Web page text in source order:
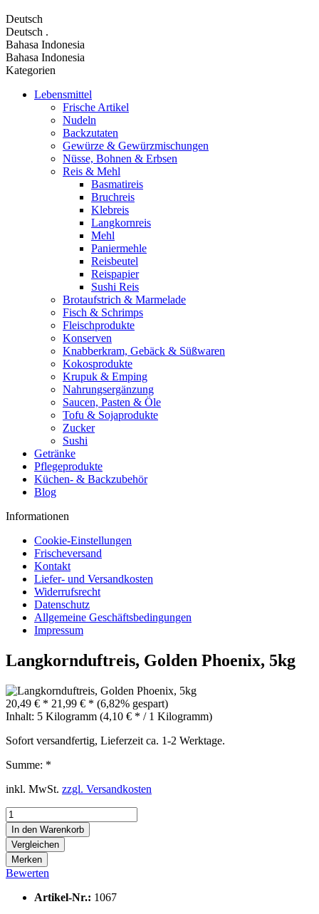
Deutsch
Deutsch .
Bahasa Indonesia
Bahasa Indonesia
Kategorien
Lebensmittel
Frische Artikel
Nudeln
Backzutaten
Gewürze & Gewürzmischungen
Nüsse, Bohnen & Erbsen
Reis & Mehl
Basmatireis
Bruchreis
Klebreis
Langkornreis
Mehl
Paniermehle
Reisbeutel
Reispapier
Sushi Reis
Brotaufstrich & Marmelade
Fisch & Schrimps
Fleischprodukte
Konserven
Knabberkram, Gebäck & Süßwaren
Kokosprodukte
Krupuk & Emping
Nahrungsergänzung
Saucen, Pasten & Öle
Tofu & Sojaprodukte
Zucker
Sushi
Getränke
Pflegeprodukte
Küchen- & Backzubehör
Blog
Informationen
Cookie-Einstellungen
Frischeversand
Kontakt
Liefer- und Versandkosten
Widerrufsrecht
Datenschutz
Allgemeine Geschäftsbedingungen
Impressum
Langkornduftreis, Golden Phoenix, 5kg
20,49 € * 21,99 € * (6,82% gespart)
Inhalt: 5 Kilogramm (4,10 € * / 1 Kilogramm)
Sofort versandfertig, Lieferzeit ca. 1-2 Werktage.
Summe: *
inkl. MwSt. zzgl. Versandkosten
In den Warenkorb
Vergleichen
Merken
Bewerten
Artikel-Nr.: 1067